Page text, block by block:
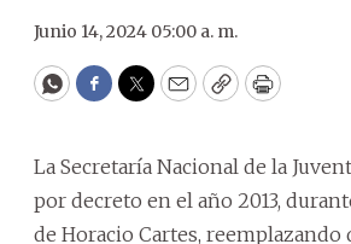
Junio 14, 2024 05:00 a. m.
WhatsApp
Facebook
Twitter
EmailCopyPrint
La Secretaría Nacional de la
por decreto en el año 2013,
de Horacio Cartes, reemplazando